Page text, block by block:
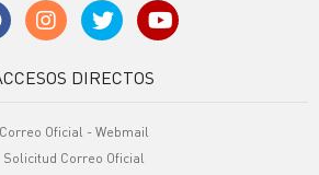
DIRECTOS
Correo Oficial - Webmail
Solicitud Correo Oficial